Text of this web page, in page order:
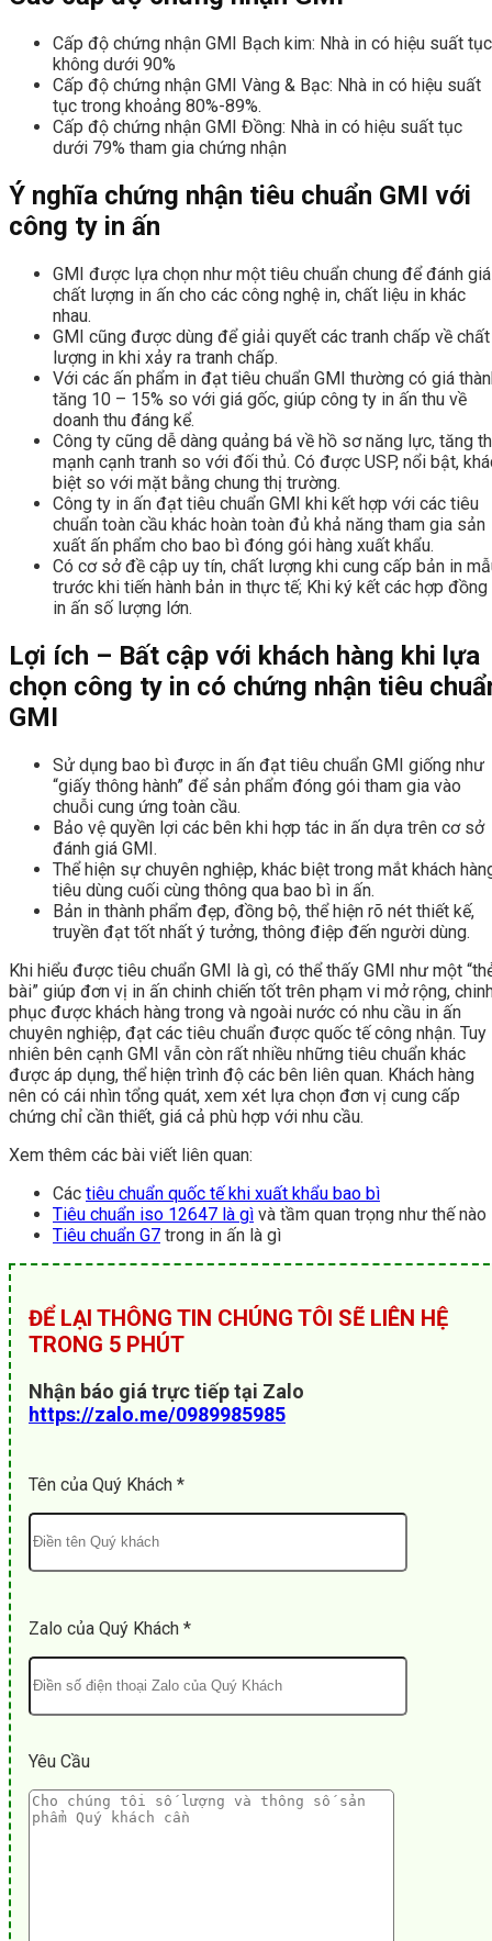
Cấp độ chứng nhận GMI Bạch kim: Nhà in có hiệu suất tục
không dưới 90%
Cấp độ chứng nhận GMI Vàng & Bạc: Nhà in có hiệu suất
tục trong khoảng 80%-89%.
Cấp độ chứng nhận GMI Đồng: Nhà in có hiệu suất tục
dưới 79% tham gia chứng nhận
Ý nghĩa chứng nhận tiêu chuẩn GMI với
công ty in ấn
GMI được lựa chọn như một tiêu chuẩn chung để đánh giá
chất lượng in ấn cho các công nghệ in, chất liệu in khác
nhau.
GMI cũng được dùng để giải quyết các tranh chấp về chất
lượng in khi xảy ra tranh chấp.
Với các ấn phẩm in đạt tiêu chuẩn GMI thường có giá
tăng 10 – 15% so với giá gốc, giúp công ty in ấn thu về
doanh thu đáng kể.
Công ty cũng dễ dàng quảng bá về hồ sơ năng lực, tăng
mạnh cạnh tranh so với đối thủ. Có được USP, nổi bật,
biệt so với mặt bằng chung thị trường.
Công ty in ấn đạt tiêu chuẩn GMI khi kết hợp với các tiêu
chuẩn toàn cầu khác hoàn toàn đủ khả năng tham gia sản
xuất ấn phẩm cho bao bì đóng gói hàng xuất khẩu.
Có cơ sở đề cập uy tín, chất lượng khi cung cấp bản in
trước khi tiến hành bản in thực tế; Khi ký kết các hợp đồng
in ấn số lượng lớn.
Lợi ích – Bất cập với khách hàng khi lựa
chọn công ty in có chứng nhận tiêu
GMI
Sử dụng bao bì được in ấn đạt tiêu chuẩn GMI giống như
“giấy thông hành” để sản phẩm đóng gói tham gia vào
chuỗi cung ứng toàn cầu.
Bảo vệ quyền lợi các bên khi hợp tác in ấn dựa trên cơ sở
đánh giá GMI.
Thể hiện sự chuyên nghiệp, khác biệt trong mắt khách
tiêu dùng cuối cùng thông qua bao bì in ấn.
Bản in thành phẩm đẹp, đồng bộ, thể hiện rõ nét thiết kế,
truyền đạt tốt nhất ý tưởng, thông điệp đến người dùng.
Khi hiểu được tiêu chuẩn GMI là gì, có thể thấy GMI như một
bài” giúp đơn vị in ấn chinh chiến tốt trên phạm vi mở rộng,
phục được khách hàng trong và ngoài nước có nhu cầu in ấn
chuyên nghiệp, đạt các tiêu chuẩn được quốc tế công nhận. Tuy
nhiên bên cạnh GMI vẫn còn rất nhiều những tiêu chuẩn khác
được áp dụng, thể hiện trình độ các bên liên quan. Khách hàng
nên có cái nhìn tổng quát, xem xét lựa chọn đơn vị cung cấp
chứng chỉ cần thiết, giá cả phù hợp với nhu cầu.
Xem thêm các bài viết liên quan:
Các tiêu chuẩn quốc tế khi xuất khẩu bao bì
Tiêu chuẩn iso 12647 là gì và tầm quan trọng như thế nào
Tiêu chuẩn G7 trong in ấn là gì
ĐỂ LẠI THÔNG TIN CHÚNG TÔI SẼ LIÊN HỆ
TRONG 5 PHÚT
Nhận báo giá trực tiếp tại Zalo
https://zalo.me/0989985985
Tên của Quý Khách *
Zalo của Quý Khách *
Yêu Cầu